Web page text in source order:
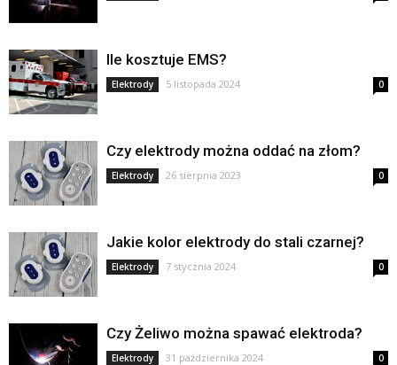
Ile kosztuje EMS?
Elektrody 5 listopada 2024 0
Czy elektrody można oddać na złom?
Elektrody 26 sierpnia 2023 0
Jakie kolor elektrody do stali czarnej?
Elektrody 7 stycznia 2024 0
Czy Żeliwo można spawać elektroda?
Elektrody 31 października 2024 0